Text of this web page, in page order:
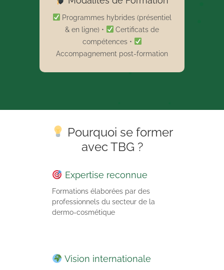
Programmes hybrides (présentiel
& en ligne) •
Certificats de
compétences •
Accompagnement post-formation
Pourquoi se former
avec TBG ?
Expertise reconnue
Formations élaborées par des
professionnels du secteur de la
dermo-cosmétique
Vision internationale